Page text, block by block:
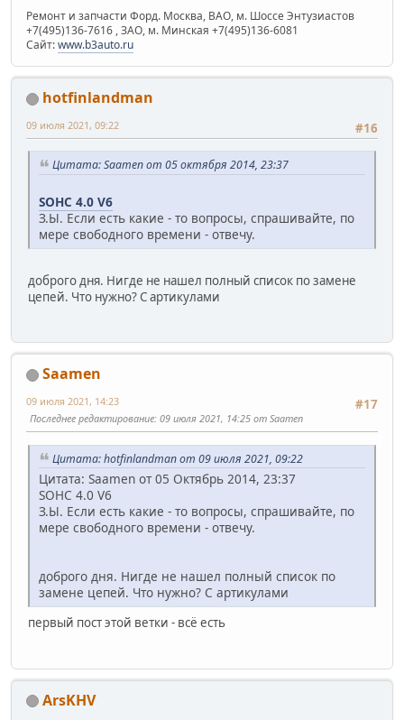
Ремонт и запчасти Форд. Москва, ВАО, м. Шоссе Энтузиастов
+7(495)136-7616 , ЗАО, м. Минская +7(495)136-6081
Сайт:www.b3auto.ru
hotfinlandman
#16
09 июля 2021, 09:22
Цитата: Saamen от 05 октября 2014, 23:37
SOHC 4.0 V6
З.Ы. Если есть какие - то вопросы, спрашивайте, по
мере свободного времени - отвечу.
доброго дня. Нигде не нашел полный список по замене
цепей. Что нужно? С артикулами
Saamen
#17
09 июля 2021, 14:23
Последнее редактирование: 09 июля 2021, 14:25 от Saamen
Цитата: hotfinlandman от 09 июля 2021, 09:22
Цитата: Saamen от 05 Октябрь 2014, 23:37
SOHC 4.0 V6
З.Ы. Если есть какие - то вопросы, спрашивайте, по
мере свободного времени - отвечу.
доброго дня. Нигде не нашел полный список по
замене цепей. Что нужно? С артикулами
первый пост этой ветки - всё есть
ArsKHV